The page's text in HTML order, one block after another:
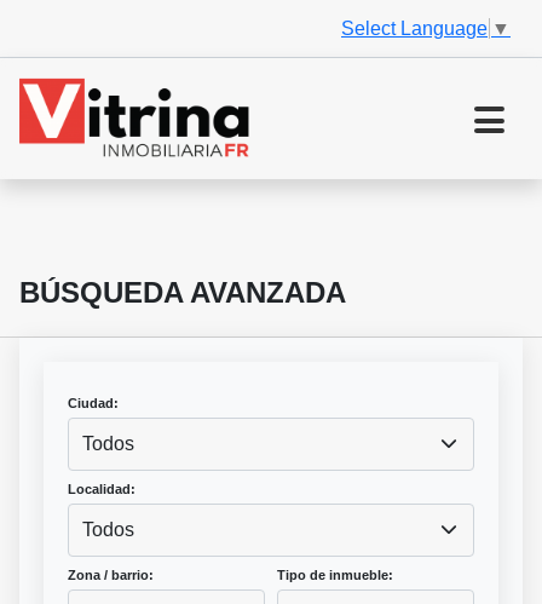
Select Language ▼
BÚSQUEDA AVANZADA
Ciudad:
Todos
Localidad:
Todos
Zona / barrio: Tipo de inmueble: